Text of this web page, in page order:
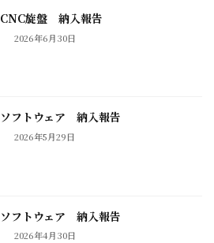
CNC旋盤 納入報告
2026年6月30日
ソフトウェア 納入報告
2026年5月29日
ソフトウェア 納入報告
2026年4月30日